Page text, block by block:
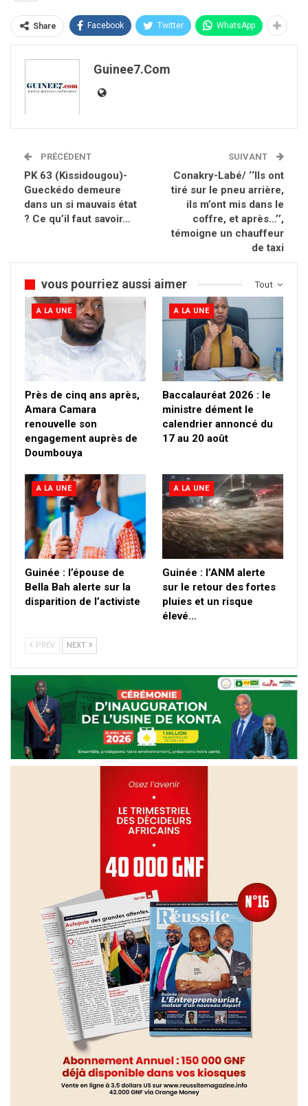
Share Facebook Twitter WhatsApp
Guinee7.com
PRÉCÉDENT
PK 63 (Kissidougou)-
Gueckédo demeure
dans un si mauvais état
? Ce qu’il faut savoir…
SUIVANT
Conakry-Labé/ ‘‘Ils ont
tiré sur le pneu arrière,
ils m’ont mis dans le
coffre, et après…’’,
témoigne un chauffeur
de taxi
Tout
vous pourriez aussi aimer
A LA UNE
Près de cinq ans après,
Amara Camara
renouvelle son
engagement auprès de
Doumbouya
A LA UNE
Baccalauréat 2026 : le
ministre dément le
calendrier annoncé du
17 au 20 août
A LA UNE
Guinée : l’épouse de
Bella Bah alerte sur la
disparition de l’activiste
A LA UNE
Guinée : l’ANM alerte
sur le retour des fortes
pluies et un risque
élevé…
PREV NEXT